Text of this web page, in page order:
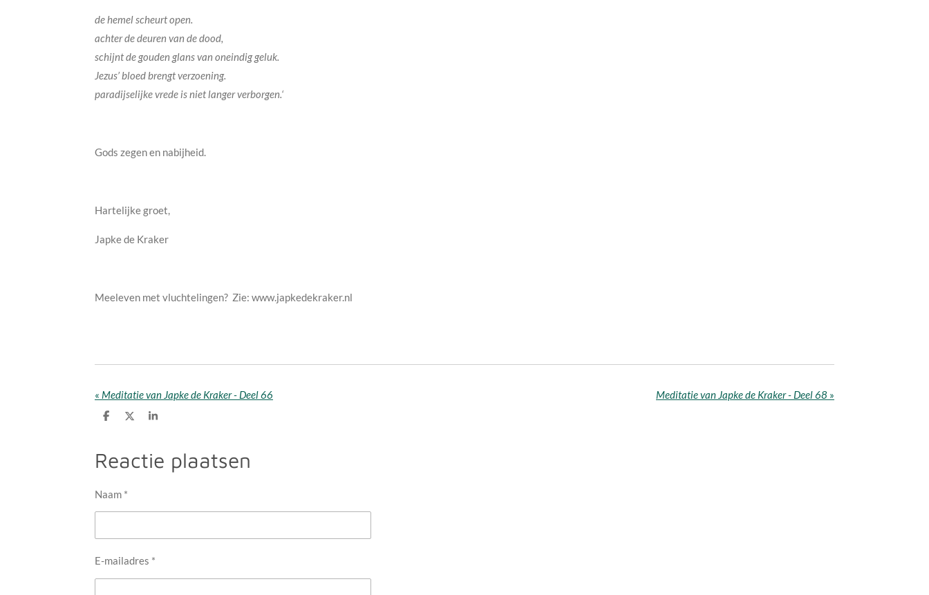
de hemel scheurt open.
achter de deuren van de dood,
schijnt de gouden glans van oneindig geluk.
Jezus’ bloed brengt verzoening.
paradijselijke vrede is niet langer verborgen.‘
Gods zegen en nabijheid.
Hartelijke groet,
Japke de Kraker
Meeleven met vluchtelingen? Zie: www.japkedekraker.nl
« Meditatie van Japke de Kraker - Deel 66 Meditatie van Japke de Kraker - Deel 68 »
D
n
D
S
e
Reactie plaatsen
Naam *
E-mailadres *